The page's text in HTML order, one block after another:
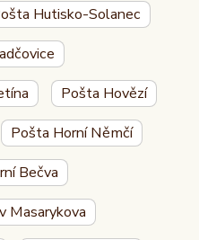
Hutisko-Solanec
Pošta Hovězí
Pošta Horní Němčí
Bečva
Masarykova